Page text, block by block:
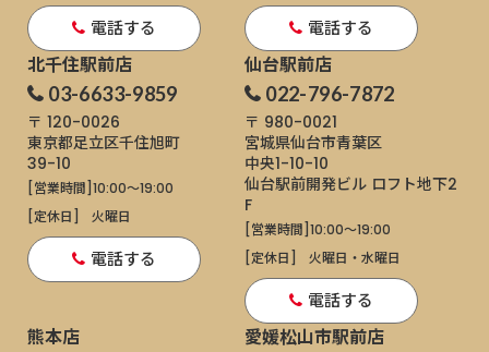
電話する 電話する
北千住駅前店
03-6633-9859
〒 120-0026
東京都足立区千住旭町
39-10
[営業時間] 10:00～19:00
[定休日]
火曜日
電話する
仙台駅前店
022-796-7872
〒 980-0021
宮城県仙台市青葉区
中央1-10-10
仙台駅前開発ビル ロフト地下2
F
[営業時間] 10:00～19:00
[定休日]
火曜日・水曜日
電話する
熊本店 愛媛松山市駅前店